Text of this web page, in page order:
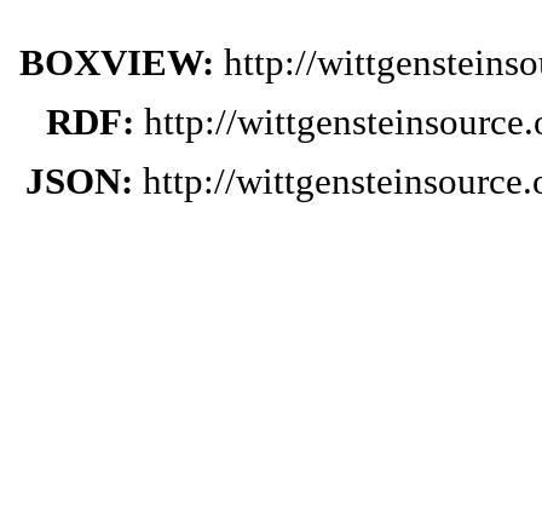
BOXVIEW: http://
RDF: http://
JSON: http://